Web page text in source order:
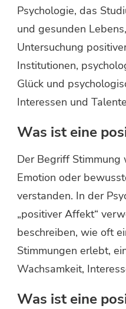
Psychologie, das
und gesunden
Untersuchung
Institutionen,
Glück und
Interessen und
Was ist eine
Der Begriff Stimmung
Emotion oder
verstanden. In der
„positiver Affekt“
beschreiben, wie oft
Stimmungen erlebt,
Wachsamkeit,
Was ist eine